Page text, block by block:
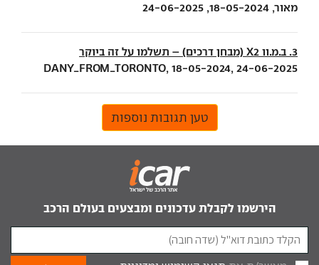
מאור, 18-05-2024, 24-06-2025
3. ב.מ.וו X2 (מבחן דרכים) – תשלמו על זה ביוקר
DANY_FROM_TORONTO, 18-05-2024, 24-06-2025
טען תגובות נוספות
הירשמו לקבלת עדכונים ומבצעים בעולם הרכב